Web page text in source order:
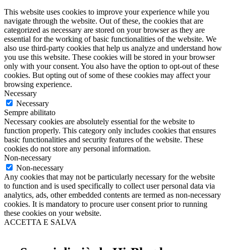
This website uses cookies to improve your experience while you
navigate through the website. Out of these, the cookies that are
categorized as necessary are stored on your browser as they are
essential for the working of basic functionalities of the website. We
also use third-party cookies that help us analyze and understand how
you use this website. These cookies will be stored in your browser
only with your consent. You also have the option to opt-out of these
cookies. But opting out of some of these cookies may affect your
browsing experience.
Necessary
Necessary
Sempre abilitato
Necessary cookies are absolutely essential for the website to
function properly. This category only includes cookies that ensures
basic functionalities and security features of the website. These
cookies do not store any personal information.
Non-necessary
Non-necessary
Any cookies that may not be particularly necessary for the website
to function and is used specifically to collect user personal data via
analytics, ads, other embedded contents are termed as non-necessary
cookies. It is mandatory to procure user consent prior to running
these cookies on your website.
ACCETTA E SALVA